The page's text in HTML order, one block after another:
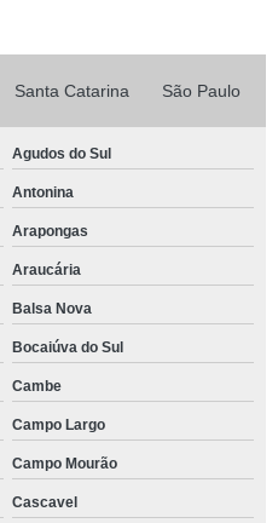
Santa Catarina São Paulo
Agudos do Sul
Antonina
Arapongas
Araucária
Balsa Nova
Bocaiúva do Sul
Cambe
Campo Largo
Campo Mourão
Cascavel